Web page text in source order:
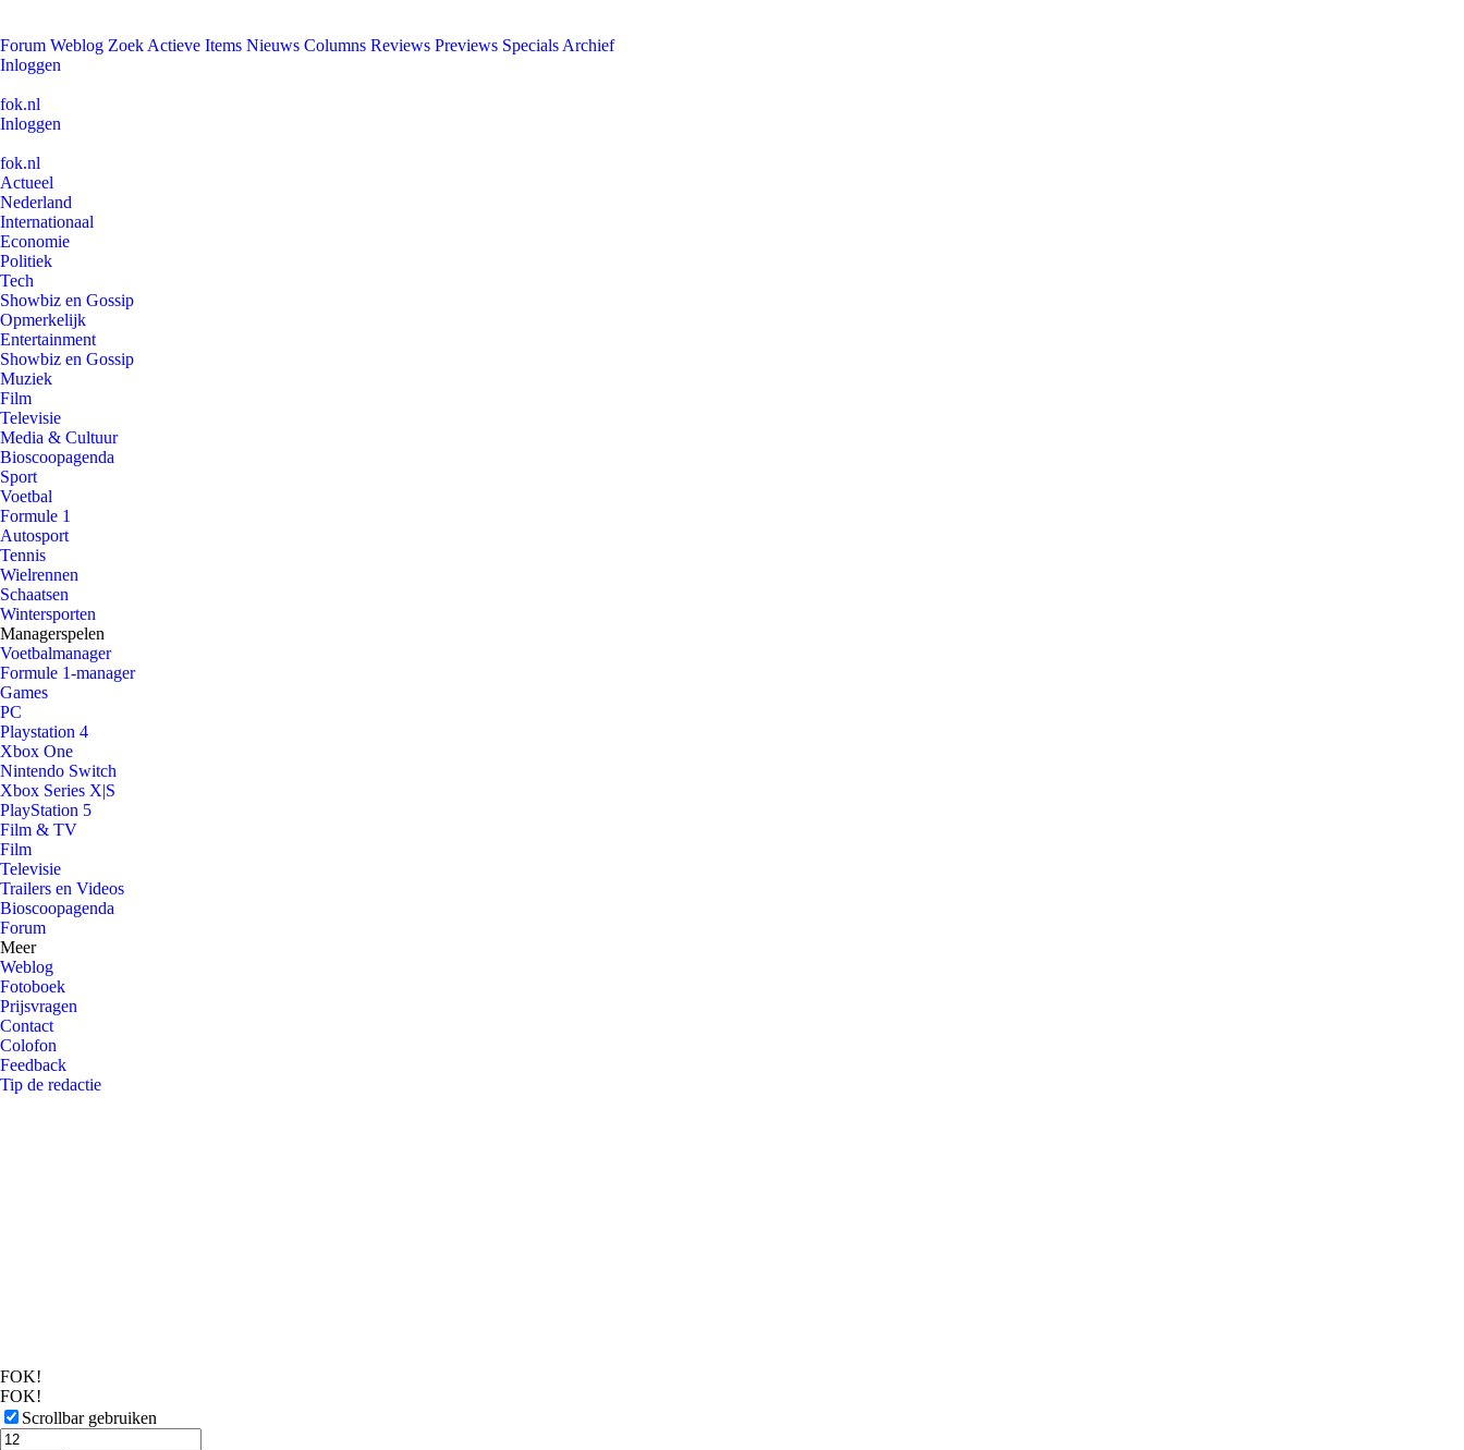
Forum Weblog Zoek Actieve Items Nieuws Columns Reviews Previews Specials Archief
Inloggen
fok.nl
Inloggen
fok.nl
Actueel
Nederland
Internationaal
Economie
Politiek
Tech
Showbiz en Gossip
Opmerkelijk
Entertainment
Showbiz en Gossip
Muziek
Film
Televisie
Media & Cultuur
Bioscoopagenda
Sport
Voetbal
Formule 1
Autosport
Tennis
Wielrennen
Schaatsen
Wintersporten
Managerspelen
Voetbalmanager
Formule 1-manager
Games
PC
Playstation 4
Xbox One
Nintendo Switch
Xbox Series X|S
PlayStation 5
Film & TV
Film
Televisie
Trailers en Videos
Bioscoopagenda
Forum
Meer
Weblog
Fotoboek
Prijsvragen
Contact
Colofon
Feedback
Tip de redactie
FOK!
FOK!
Scrollbar gebruiken